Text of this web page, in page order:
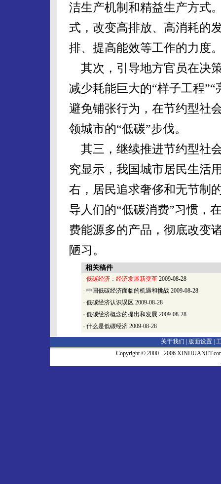
洁生产机制和精益生产方式
式，改变高排放、高消耗的
排、提高能效等工作的力度
其次，引导地方官员在决
减少耗能巨大的“样子工程
避免铺张行为，在节约型社
领城市的“低碳”步伐。
其三，继续推进节约型社
究显示，我国城市居民生活
右，居民追求奢侈和无节制
导人们的“低碳消费”习惯，
费能源多的产品，彻底改变
陋习。
相关稿件
· 低碳经济：经济发展新变革 2009-08-28
· 中国低碳经济面临的机遇和挑战 2009-08-28
· 低碳经济认识误区 2009-08-28
· 低碳经济概念的提出和发展 2009-08-28
· 什么是低碳经济 2009-08-28
关于我们 | 版面设置
Copyright © 2000 - 2006